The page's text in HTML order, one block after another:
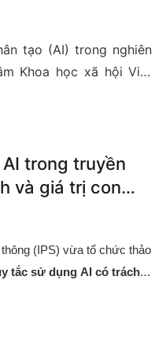
tạo (AI) trong nghiên
Khoa học xã hội Việt
và tư vấn chính sách.
và đề xuất các định
trong truyền
và giá trị con
thông (IPS)vừa tổ chức thảo
tắc sử dụng AI có trách